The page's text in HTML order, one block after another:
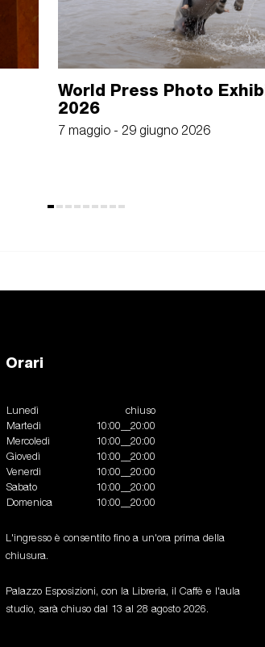
World Press Photo
2026
7 maggio - 29 giugno 2026
Orari
Lunedì
chiuso
Martedì
10:00__20:00
Mercoledì
10:00__20:00
Giovedì
10:00__20:00
Venerdì
10:00__20:00
Sabato
10:00__20:00
Domenica
10:00__20:00
L'ingresso è consentito fino a un'ora prima della
chiusura.
Palazzo Esposizioni, con la Libreria, il Caffè e l'aula
studio, sarà chiuso dal 13 al 28 agosto 2026.